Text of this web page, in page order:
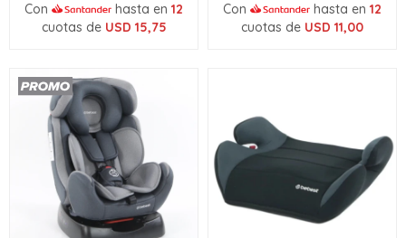
Con hasta en 12
cuotas de USD 15,75
Con hasta en 12
cuotas de USD 11,00